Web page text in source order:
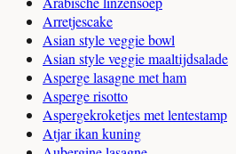
Arretjescake
Asian style veggie bowl
Asian style veggie maaltijdsalade
Asperge lasagne met ham
Asperge risotto
Aspergekroketjes met lentestamp
Atjar ikan kuning